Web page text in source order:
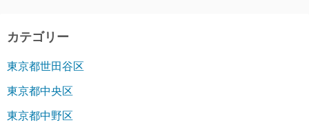
カテゴリー
東京都世田谷区
東京都中央区
東京都中野区